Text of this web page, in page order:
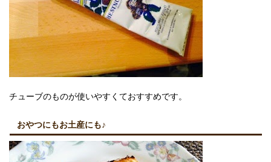
チューブのものが使いやすくておすすめです。
おやつにもお土産にも♪